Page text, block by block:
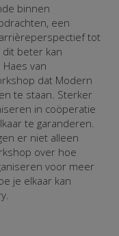
binnen
een
tot
beter kan
van
dat Modern
te staan. Sterker
in coöperatie
te garanderen.
er niet alleen
over hoe
voor meer
je elkaar kan